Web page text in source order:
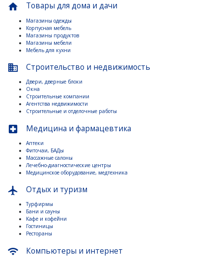
home Товары для дома и дачи
Магазины одежды
Корпусная мебель
Магазины продуктов
Магазины мебели
Мебель для кухни
business Строительство и недвижимость
Двери, дверные блоки
Окна
Строительные компании
Агентства недвижимости
Строительные и отделочные работы
local_hospital Медицина и фармацевтика
Аптеки
Фиточаи, БАДы
Массажные салоны
Лечебно-диагностические центры
Медицинское оборудование, медтехника
flight Отдых и туризм
Турфирмы
Бани и сауны
Кафе и кофейни
Гостиницы
Рестораны
wifi Компьютеры и интернет